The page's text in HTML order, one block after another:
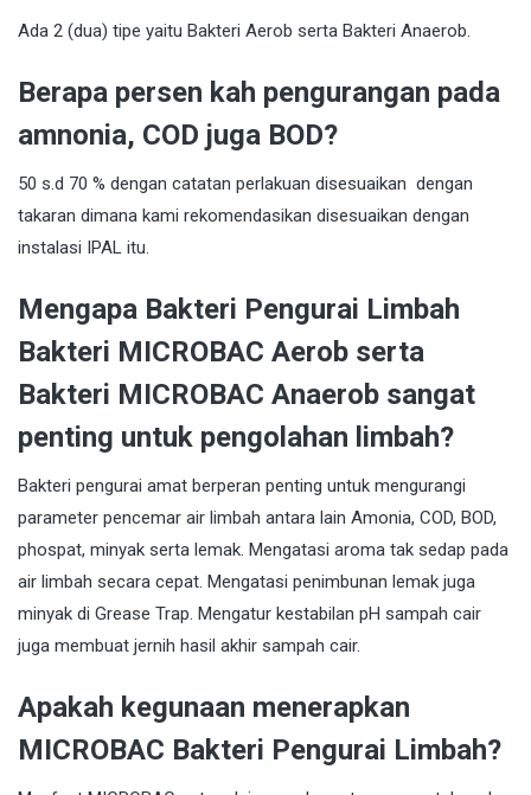
Ada 2 (dua) tipe yaitu Bakteri Aerob serta Bakteri Anaerob.
Berapa persen kah pengurangan pada
amnonia, COD juga BOD?
50 s.d 70 % dengan catatan perlakuan disesuaikan dengan
takaran dimana kami rekomendasikan disesuaikan dengan
instalasi IPAL itu.
Mengapa Bakteri Pengurai Limbah
Bakteri MICROBAC Aerob serta
Bakteri MICROBAC Anaerob sangat
penting untuk pengolahan limbah?
Bakteri pengurai amat berperan penting untuk mengurangi
parameter pencemar air limbah antara lain Amonia, COD, BOD,
phospat, minyak serta lemak. Mengatasi aroma tak sedap pada
air limbah secara cepat. Mengatasi penimbunan lemak juga
minyak di Grease Trap. Mengatur kestabilan pH sampah cair
juga membuat jernih hasil akhir sampah cair.
Apakah kegunaan menerapkan
MICROBAC Bakteri Pengurai Limbah?